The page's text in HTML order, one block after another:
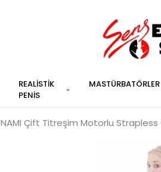
REALİSTİK
PENİS
MASTÜRBATÖRLER
NAMI Çift Titreşim Motorlu